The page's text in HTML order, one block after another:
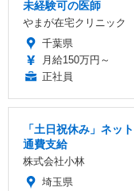
未経験可の医師
やまが在宅クリニック
千葉県
月給150万円～
正社員
「土日祝休み」ネッ
通費支給
株式会社小林
埼玉県